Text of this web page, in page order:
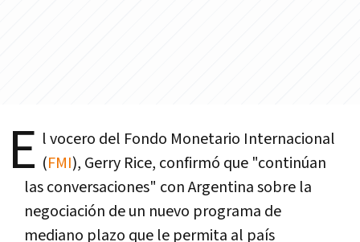
E l vocero del Fondo Monetario Internacional
(FMI), Gerry Rice, confirmó que "continúan
las conversaciones" con Argentina sobre la
negociación de un nuevo programa de
mediano plazo que le permita al país